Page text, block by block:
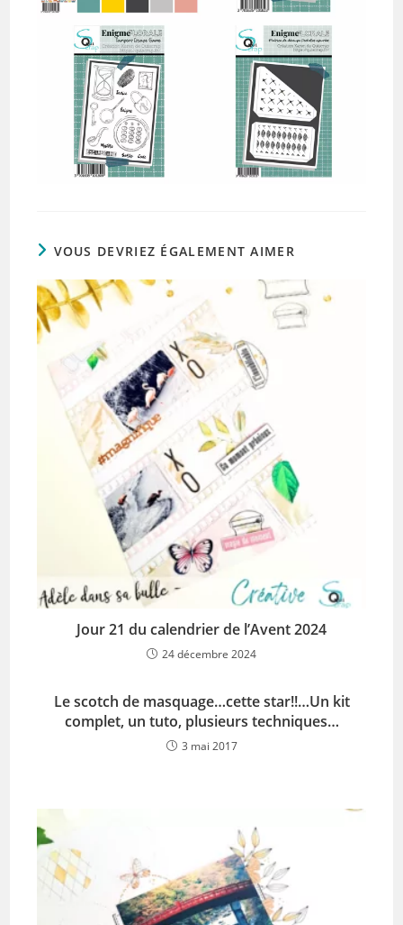
VOUS DEVRIEZ ÉGALEMENT AIMER
Jour 21 du calendrier de l’Avent 2024
24 décembre 2024
Le scotch de masquage…cette star!!…Un kit
complet, un tuto, plusieurs techniques…
3 mai 2017